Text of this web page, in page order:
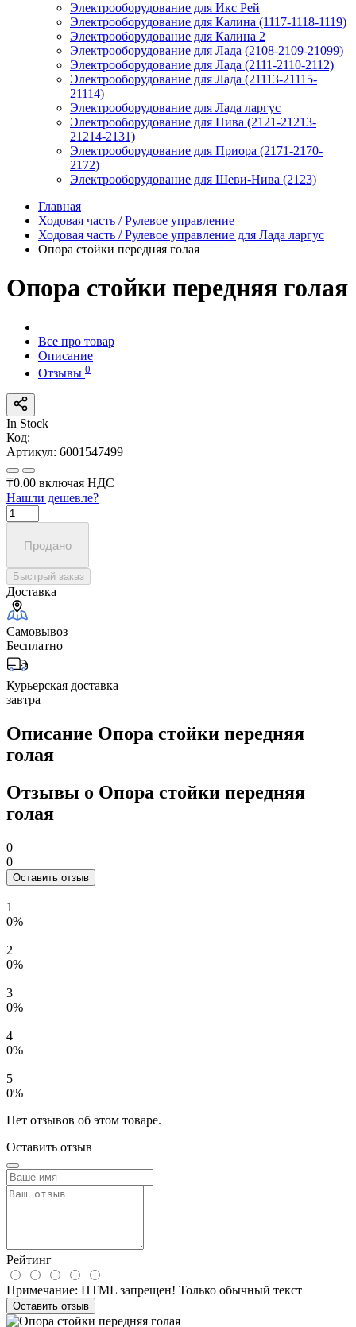
Электрооборудование для Икс Рей
Электрооборудование для Калина (1117-1118-1119)
Электрооборудование для Калина 2
Электрооборудование для Лада (2108-2109-21099)
Электрооборудование для Лада (2111-2110-2112)
Электрооборудование для Лада (21113-21115-
21114)
Электрооборудование для Лада ларгус
Электрооборудование для Нива (2121-21213-
21214-2131)
Электрооборудование для Приора (2171-2170-
2172)
Электрооборудование для Шеви-Нива (2123)
Главная
Ходовая часть / Рулевое управление
Ходовая часть / Рулевое управление для Лада ларгус
Опора стойки передняя голая
Опора стойки передняя голая
Все про товар
Описание
Отзывы 0
In Stock
Код:
Артикул: 6001547499
₸0.00 включая НДС
Нашли дешевле?
Продано
Быстрый заказ
Доставка
Самовывоз
Бесплатно
Курьерская доставка
завтра
Описание Опора стойки передняя
голая
Отзывы о Опора стойки передняя
голая
0
0
Оставить отзыв
1
0%
2
0%
3
0%
4
0%
5
0%
Нет отзывов об этом товаре.
Оставить отзыв
Рейтинг
Примечание: HTML запрещен! Только обычный текст
Оставить отзыв